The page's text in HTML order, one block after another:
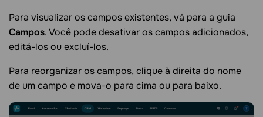
Para visualizar os campos existentes, vá para a guia
Campos. Você pode desativar os campos adicionados,
editá-los ou excluí-los.
Para reorganizar os campos, clique à direita do nome
de um campo e mova-o para cima ou para baixo.